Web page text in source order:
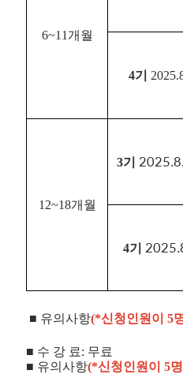
6~1 1개월
4기
12~18개월
3기
4기
■ 유의사항(*신청인원이 5
■ 수 강 료: 무료
■ 유의사항(*신청인원이 5